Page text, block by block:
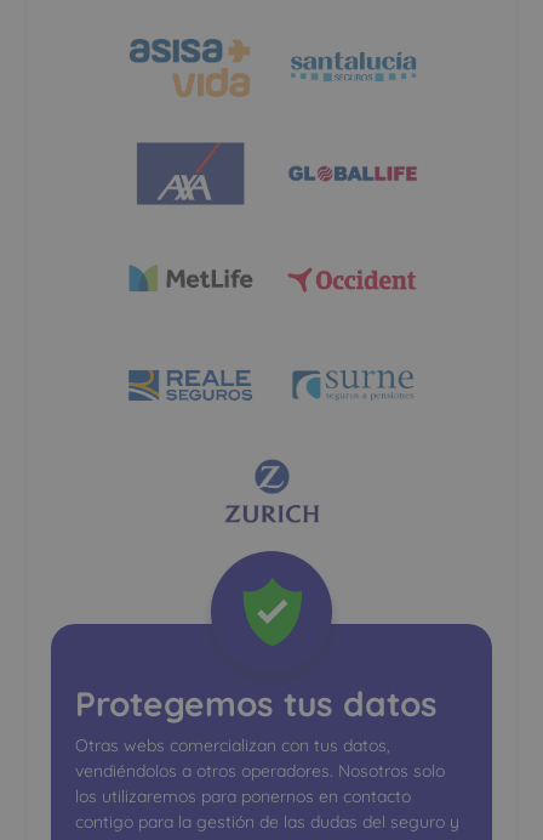
Protegemos tus datos
Otras webs comercializan con tus datos,
vendiéndolos a otros operadores. Nosotros solo
los utilizaremos para ponernos en contacto
contigo para la gestión de las dudas del seguro y